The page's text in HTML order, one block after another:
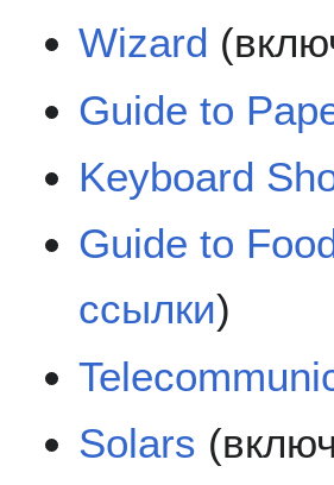
Wizard
Guide to
Keyboard
Guide to
ссылки)
Solars